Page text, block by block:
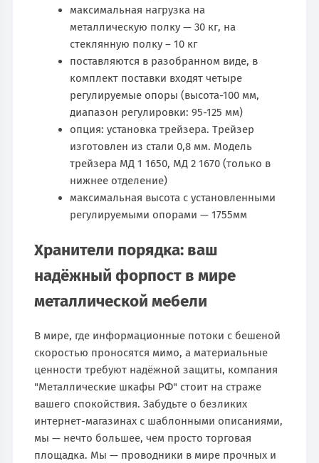
максимальная нагрузка на
металлическую полку — 30 кг, на
стеклянную полку – 10 кг
поставляются в разобранном виде, в
комплект поставки входят четыре
регулируемые опоры (высота-100 мм,
диапазон регулировки: 95-125 мм)
опция: установка трейзера. Трейзер
изготовлен из стали 0,8 мм. Модель
трейзера МД 1 1650, МД 2 1670 (только в
нижнее отделение)
максимальная высота с установленными
регулируемыми опорами — 1755мм
Хранители порядка: ваш
надёжный форпост в мире
металлической мебели
В мире, где информационные потоки с бешеной
скоростью проносятся мимо, а материальные
ценности требуют надёжной защиты, компания
"Металлические шкафы РФ" стоит на страже
вашего спокойствия. Забудьте о безликих
интернет-магазинах с шаблонными описаниями,
мы — нечто большее, чем просто торговая
площадка. Мы — проводники в мире прочных и